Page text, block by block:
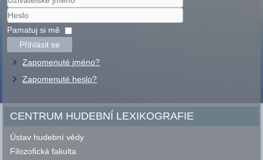
Uživatelské
jméno
Heslo
Pamatuj si mě
Přihlásit se
Zapomenuté jméno?
Zapomenuté heslo?
CENTRUM HUDEBNÍ LEXIKOGRAFIE
Ústav hudební vědy
Filozofická fakulta